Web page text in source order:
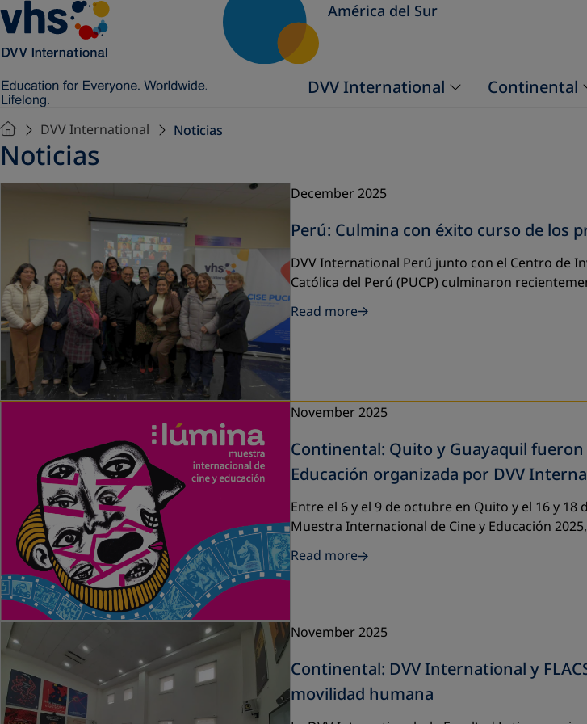
América del Sur
DVV International Continental
DVV International Noticias
Noticias
December 2025
Perú: Culmina con éxito curso de los
DVV International Perú junto con el Centro de
Católica del Perú (PUCP) culminaron
Read more
November 2025
Continental: Quito y Guayaquil
Educación organizada por DVV
Entre el 6 y el 9 de octubre en Quito y el 16 y
Muestra Internacional de Cine y Educación
Read more
November 2025
Continental: DVV International y
movilidad humana